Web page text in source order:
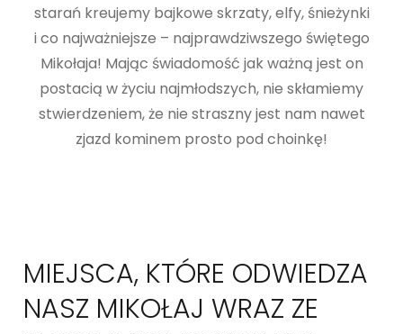
starań kreujemy bajkowe skrzaty, elfy, śnieżynki
i co najważniejsze – najprawdziwszego świętego
Mikołaja! Mając świadomość jak ważną jest on
postacią w życiu najmłodszych, nie skłamiemy
stwierdzeniem, że nie straszny jest nam nawet
zjazd kominem prosto pod choinkę!
MIEJSCA, KTÓRE ODWIEDZA
NASZ MIKOŁAJ WRAZ ZE